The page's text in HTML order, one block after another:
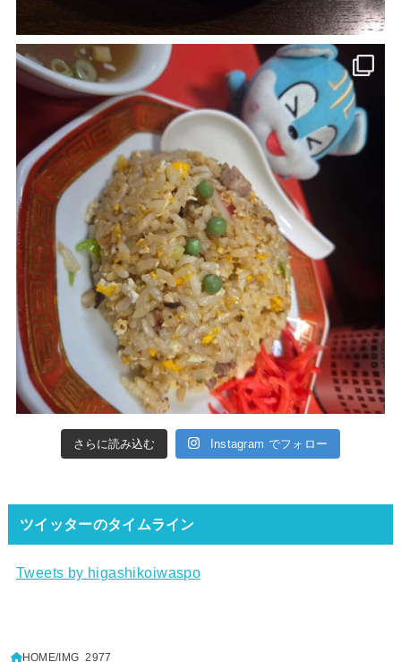
さらに読み込む Instagram でフォロー
ツイッターのタイムライン
Tweets by higashikoiwaspo
HOME IMG_2977